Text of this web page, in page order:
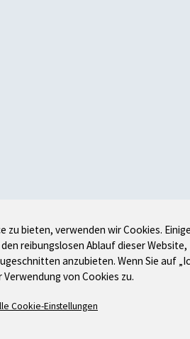
zu bieten, verwenden wir Cookies.
reibungslosen Ablauf dieser Website,
anzubieten. Wenn Sie auf
von Cookies zu.
Cookie-Einstellungen